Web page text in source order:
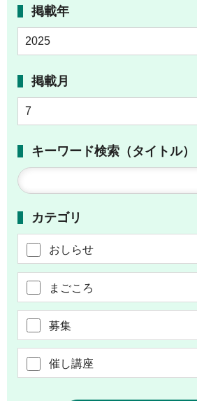
掲載年
掲載月
キーワード検索（タイトル）
カテゴリ
おしらせ
まごころ
募集
催し講座